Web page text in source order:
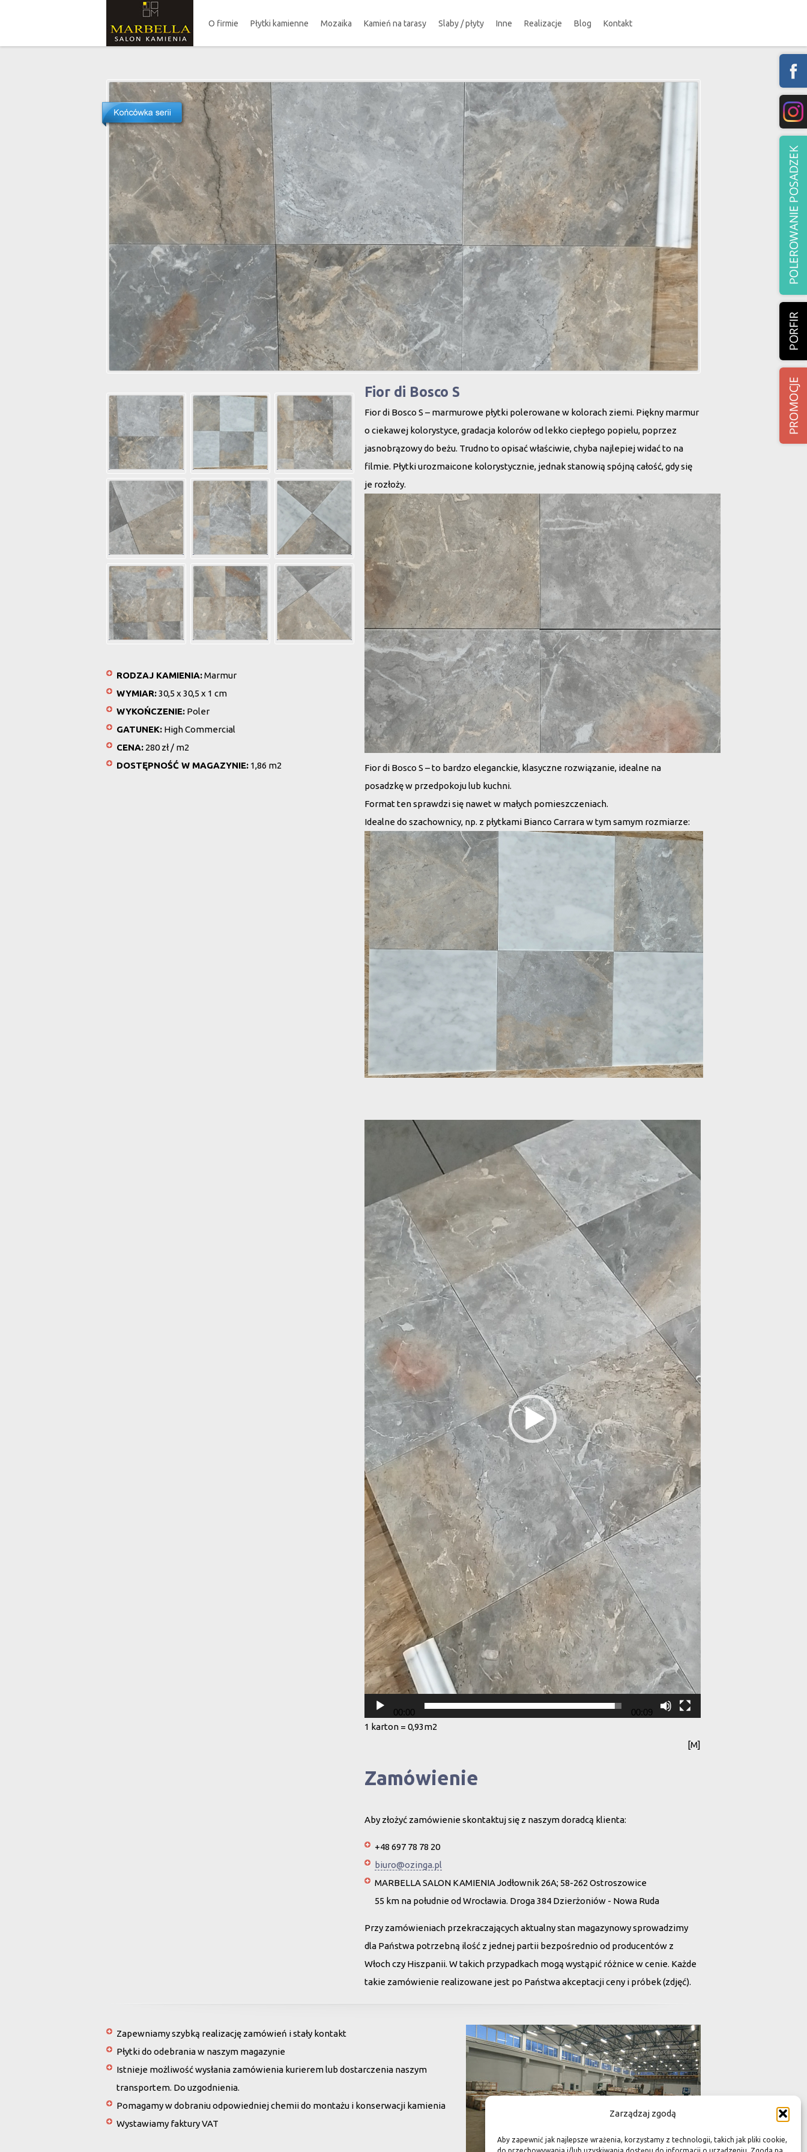
Zarządzaj zgodą
Aby zapewnić jak najlepsze wrażenia, korzystamy z technologii, takich jak pliki cookie,
O firmie Płytki kamienne
!
Mozaika Kamień na tarasy Slaby / płyty Inne Realizacje Blog Kontakt
RODZAJ KAMIENIA:Marmur
WYMIAR:30,5 x 30,5 x 1 cm
WYKOŃCZENIE: Poler
GATUNEK: High Commercial
CENA: 280 zł / m2
DOSTĘPNOŚĆ W MAGAZYNIE: 1,86 m2
Fior di Bosco S
Fior di Bosco S – marmurowe płytki polerowane w kolorach ziemi. Piękny marmur
o ciekawej kolorystyce, gradacja kolorów od lekko ciepłego popielu, poprzez
jasnobrązowy do beżu. Trudno to opisać właściwie, chyba najlepiej widać to na
filmie. Płytki urozmaicone kolorystycznie, jednak stanowią spójną całość, gdy się
je rozłoży.
Fior di Bosco S – to bardzo eleganckie, klasyczne rozwiązanie, idealne na
posadzkę w przedpokoju lub kuchni.
Format ten sprawdzi się nawet w małych pomieszczeniach.
Idealne do szachownicy, np. z płytkami Bianco Carrara w tym samym rozmiarze:
00:00
00:09
1 karton = 0,93m2
[M]
Zamówienie
Aby złożyć zamówienie skontaktuj się z naszym doradcą klienta:
+48 697 78 78 20
biuro@ozinga.pl
MARBELLA SALON KAMIENIA Jodłownik 26A; 58-262 Ostroszowice
55 km na południe od Wrocławia. Droga 384 Dzierżoniów - Nowa Ruda
Przy zamówieniach przekraczających aktualny stan magazynowy sprowadzimy
dla Państwa potrzebną ilość z jednej partii bezpośrednio od producentów z
Włoch czy Hiszpanii. W takich przypadkach mogą wystąpić różnice w cenie. Każde
takie zamówienie realizowane jest po Państwa akceptacji ceny i próbek (zdjęć).
Zapewniamy szybką realizację zamówień i stały kontakt
Płytki do odebrania w naszym magazynie
Istnieje możliwość wysłania zamówienia kurierem lub dostarczenia naszym
transportem. Do uzgodnienia.
Pomagamy w dobraniu odpowiedniej chemii do montażu i konserwacji kamienia
Wystawiamy faktury VAT